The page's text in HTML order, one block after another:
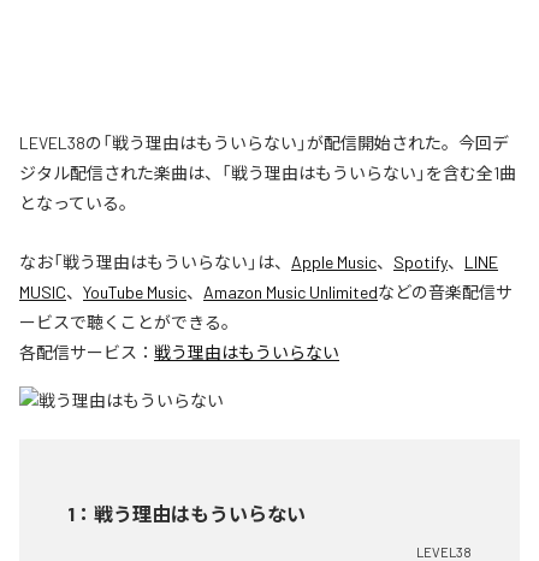
LEVEL38の「戦う理由はもういらない」が配信開始された。今回デ
ジタル配信された楽曲は、「戦う理由はもういらない」を含む全1曲
となっている。
なお「戦う理由はもういらない 」は、 Apple Music、 Spotify、 LINE
MUSIC、 YouTube Music、 Amazon Music Unlimitedなどの音楽配信サ
ービスで聴くことができる。
各配信サービス： 戦う理由はもういらない
1 ： 戦う理由はもういらない
LEVEL38